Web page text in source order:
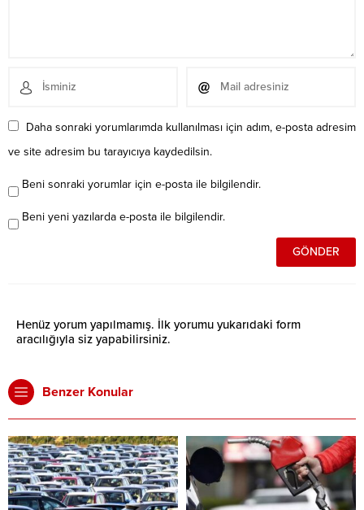
Daha sonraki yorumlarımda kullanılması için adım, e-posta adresim
ve site adresim bu tarayıcıya kaydedilsin.
Beni sonraki yorumlar için e-posta ile bilgilendir.
Beni yeni yazılarda e-posta ile bilgilendir.
Henüz yorum yapılmamış. İlk yorumu yukarıdaki form
aracılığıyla siz yapabilirsiniz.
Benzer Konular